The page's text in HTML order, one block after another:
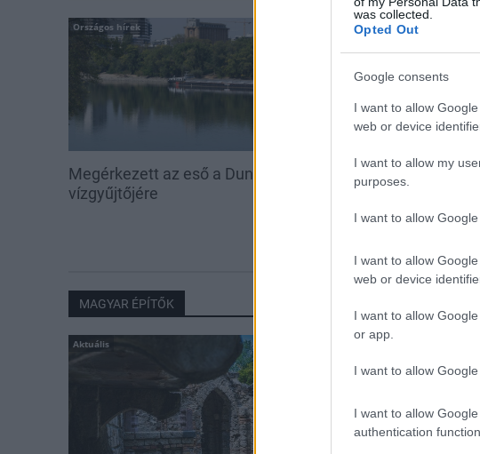
was collected.
Opted Out
Google consents
I want to allow
web or device
I want to allow my
purposes.
I want to allow
I want to allow
web or device
I want to allow
or app.
I want to allow
I want to allow
authentication
Országos hírek
Megérkezett az eső a Duna
vízgyűjtőjére
Hőség és vízhiány - itatók
feltöltésével segítik a
vadállományt a somogyi
MAGYAR ÉPÍTŐK
Aktuális